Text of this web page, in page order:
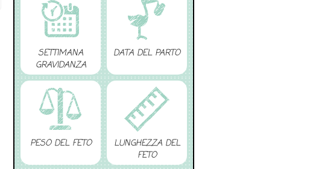
SETTIMANA
GRAVIDANZA
DATA DEL PARTO
PESO DEL FETO
LUNGHEZZA DEL
FETO